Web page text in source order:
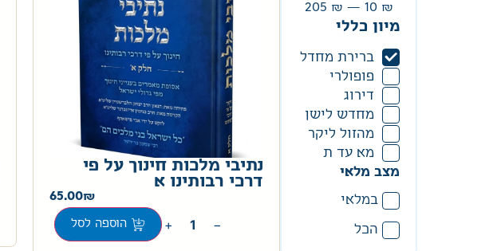
₪
10
—
₪
205
מיון כללי
ברירת מחדל
פופולרי
דירוג
מחדש לישן
מהזול ליקר
מא עד ת
מצב מלאי
במלאי
הכל
נתיבי מלכות חינוך על פי
דרכי רבותינו א
65.00
−
+ הוספה לסל